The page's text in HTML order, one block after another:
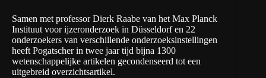
Samen met professor Dierk Raabe van het Max Planck
Instituut voor ijzeronderzoek in Düsseldorf en 22
onderzoekers van verschillende onderzoeksinstellingen
heeft Pogatscher in twee jaar tijd bijna 1300
wetenschappelijke artikelen gecondenseerd tot een
uitgebreid overzichtsartikel.